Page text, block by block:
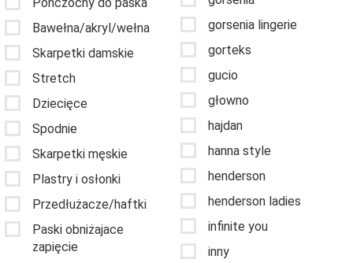
Bawełna/akryl/wełna
Skarpetki damskie
Stretch
Dziecięce
Spodnie
Skarpetki męskie
Plastry i osłonki
Przedłużacze/haftki
Paski obniżajace
zapięcie
gorsenia lingerie
gorteks
gucio
głowno
hajdan
hanna style
henderson
henderson ladies
infinite you
inny